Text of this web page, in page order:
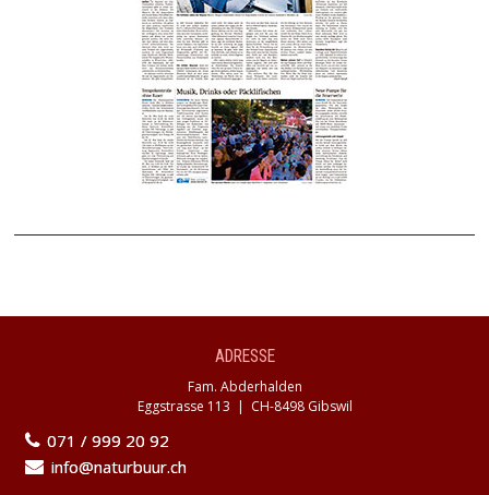
ADRESSE
Fam. Abderhalden
Eggstrasse 113 | CH-8498 Gibswil
071 / 999 20 92
info@naturbuur.ch